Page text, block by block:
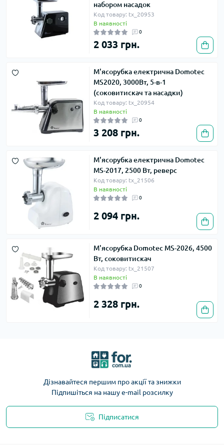
набором насадок
Код товару: tx_20953
В наявності
0
2 033 грн.
М'ясорубка електрична Domotec
MS2020, 3000Вт, 5-в-1
(соковитискач та насадки)
Код товару: tx_20954
В наявності
0
3 208 грн.
М'ясорубка електрична Domotec
MS-2017, 2500 Вт, реверс
Код товару: tx_21506
В наявності
0
2 094 грн.
М'ясорубка Domotec MS-2026, 4500
Вт, соковитискач
Код товару: tx_21507
В наявності
0
2 328 грн.
Дізнавайтеся першим про акції та знижки
Підпишіться на нашу e-mail розсилку
Підписатися